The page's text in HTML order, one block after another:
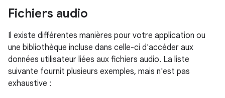
Fichiers audio
Il existe différentes manières pour votre application ou
une bibliothèque incluse dans celle-ci d'accéder aux
données utilisateur liées aux fichiers audio. La liste
suivante fournit plusieurs exemples, mais n'est pas
exhaustive :